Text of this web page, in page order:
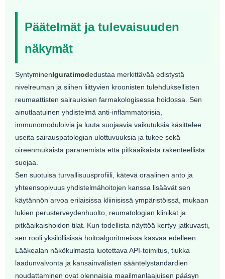
Päätelmät ja tulevaisuuden
näkymät
SyntyminenIguratimodedustaa merkittävää edistystä
nivelreuman ja siihen liittyvien kroonisten tulehduksellisten
reumaattisten sairauksien farmakologisessa hoidossa. Sen
ainutlaatuinen yhdistelmä anti-inflammatorisia,
immunomoduloivia ja luuta suojaavia vaikutuksia käsittelee
useita sairauspatologian ulottuvuuksia ja tukee sekä
oireenmukaista paranemista että pitkäaikaista rakenteellista
suojaa.
Sen suotuisa turvallisuusprofiili, kätevä oraalinen anto ja
yhteensopivuus yhdistelmähoitojen kanssa lisäävät sen
käytännön arvoa erilaisissa kliinisissä ympäristöissä, mukaan
lukien perusterveydenhuolto, reumatologian klinikat ja
pitkäaikaishoidon tilat. Kun todellista näyttöä kertyy jatkuvasti,
sen rooli yksilöllisissä hoitoalgoritmeissa kasvaa edelleen.
Lääkealan näkökulmasta luotettava API-toimitus, tiukka
laadunvalvonta ja kansainvälisten sääntelystandardien
noudattaminen ovat olennaisia ​​maailmanlaajuisen pääsyn